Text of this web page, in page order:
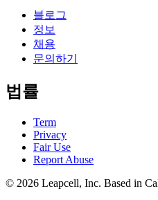
블로그
정보
채용
문의하기
법률
Term
Privacy
Fair Use
Report Abuse
© 2026 Leapcell, Inc. Based in